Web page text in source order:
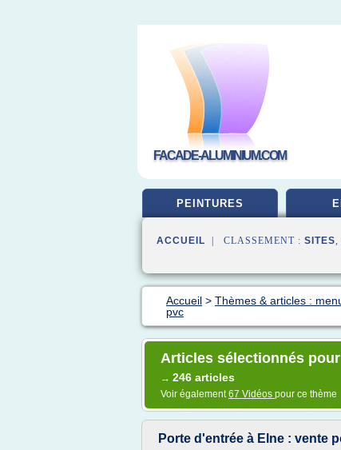
FACADE-ALUMINIUM.COM
PEINTURES
ACCUEIL | CLASSEMENT : SITES,
Accueil > Thèmes & articles :
pvc
Articles sélectionnés
→ 246 articles
Voir également67 Vidéos pour ce thème
Porte d'entrée à Elne : vente